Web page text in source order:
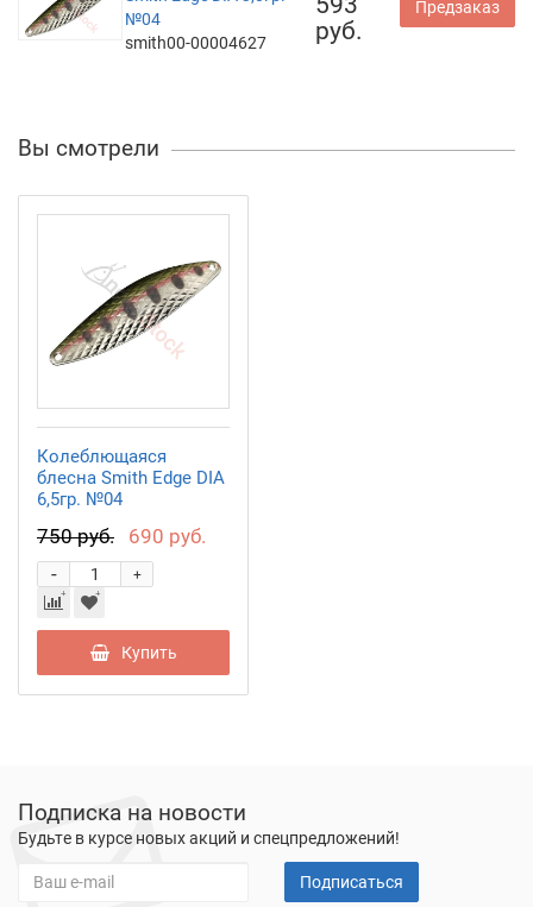
№04
smith00-00004627
руб.
Предзаказ
Вы смотрели
Колеблющаяся
блесна Smith Edge DIA
6,5гр. №04
750 руб. 690 руб.
+
-
Купить
Подписка на новости
Будьте в курсе новых акций и спецпредложений!
Подписаться